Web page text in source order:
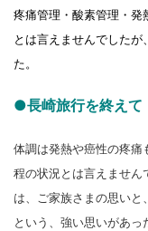
疼痛管理・酸素管理・発
とは言えませんでした
た。
●長崎旅行を終えて
体調は発熱や癌性の疼痛
程の状況とは言えません
は、ご家族さまの思い
という、強い思いがあ